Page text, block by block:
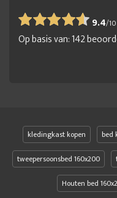
9.4/10
Op basis van:142
kledingkast kopen bed
tweepersoonsbed 160x200
Houten bed